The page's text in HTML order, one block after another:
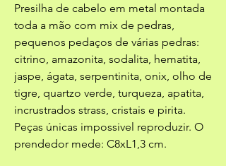
Presilha de cabelo em metal montada
toda a mão com mix de pedras,
pequenos pedaços de várias pedras:
citrino, amazonita, sodalita, hematita,
jaspe, ágata, serpentinita, onix, olho de
tigre, quartzo verde, turqueza, apatita,
incrustrados strass, cristais e pirita.
Peças únicas impossivel reproduzir. O
prendedor mede: C8xL1,3 cm.